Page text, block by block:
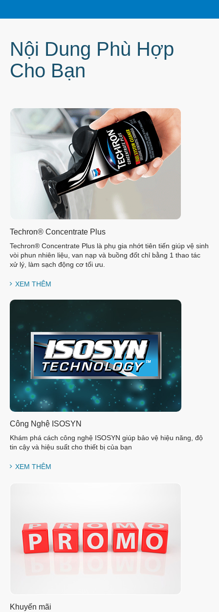
Nội Dung Phù Hợp
Cho Bạn
Techron® Concentrate Plus
Techron® Concentrate Plus là phụ gia nhớt tiên tiến giúp vệ sinh
vòi phun nhiên liệu, van nạp và buồng đốt chỉ bằng 1 thao tác
xử lý, làm sạch động cơ tối ưu.
XEM THÊM
Công Nghệ ISOSYN
Khám phá cách công nghệ ISOSYN giúp bảo vệ hiệu năng, độ
tin cậy và hiệu suất cho thiết bị của bạn
XEM THÊM
Khuyến mãi